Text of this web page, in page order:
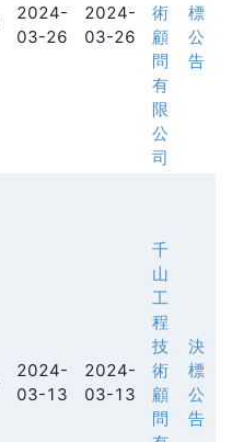
2024-
03-26
2024-
03-26
術
顧
問
有
限
公
司
標
公
告
2024-
03-13
2024-
03-13
千
山
工
程
技
術
顧
問
決
標
公
告